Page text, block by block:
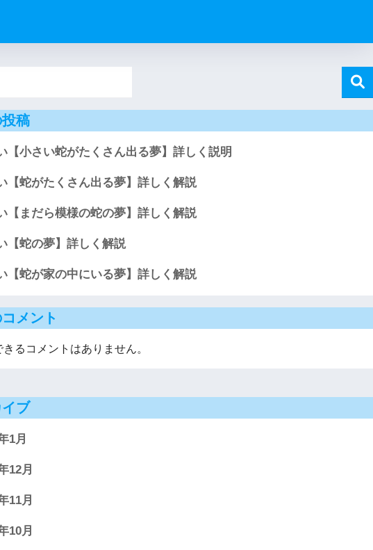
稿
【小さい蛇がたくさん出る夢】詳しく説明
【蛇がたくさん出る夢】詳しく解説
【まだら模様の蛇の夢】詳しく解説
【蛇の夢】詳しく解説
【蛇が家の中にいる夢】詳しく解説
メント
るコメントはありません。
ブ
1月
12月
11月
10月